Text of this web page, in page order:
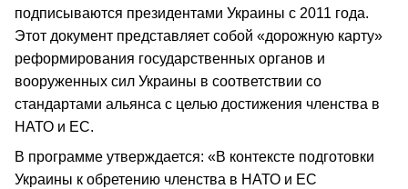
подписываются президентами Украины с 2011 года.
Этот документ представляет собой «дорожную карту»
реформирования государственных органов и
вооруженных сил Украины в соответствии со
стандартами альянса с целью достижения членства в
НАТО и ЕС.
В программе утверждается: «В контексте подготовки
Украины к обретению членства в НАТО и ЕС